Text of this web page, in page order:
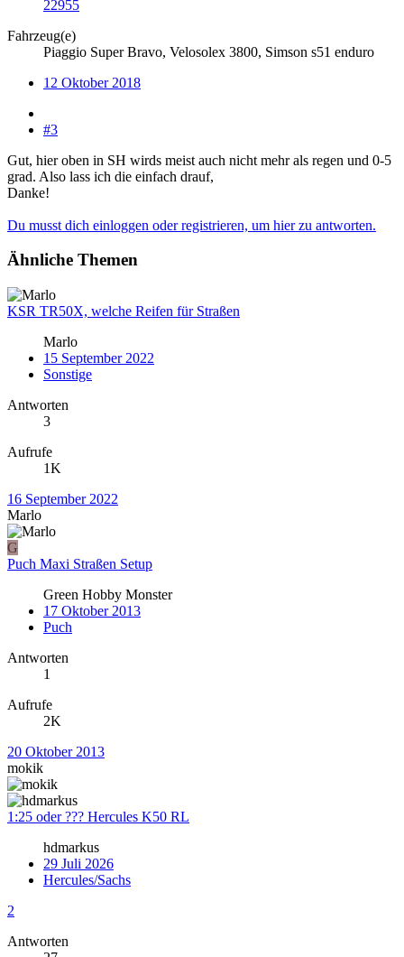
22955
Fahrzeug(e)
Piaggio Super Bravo, Velosolex 3800, Simson s51 enduro
12 Oktober 2018
#3
Gut, hier oben in SH wirds meist auch nicht mehr als regen und 0-5
grad. Also lass ich die einfach drauf,
Danke!
Du musst dich einloggen oder registrieren, um hier zu antworten.
Ähnliche Themen
KSR TR50X, welche Reifen für Straßen
Marlo
15 September 2022
Sonstige
Antworten
3
Aufrufe
1K
16 September 2022
Marlo
G
Puch Maxi Straßen Setup
Green Hobby Monster
17 Oktober 2013
Puch
Antworten
1
Aufrufe
2K
20 Oktober 2013
mokik
1:25 oder ??? Hercules K50 RL
hdmarkus
29 Juli 2026
Hercules/Sachs
2
Antworten